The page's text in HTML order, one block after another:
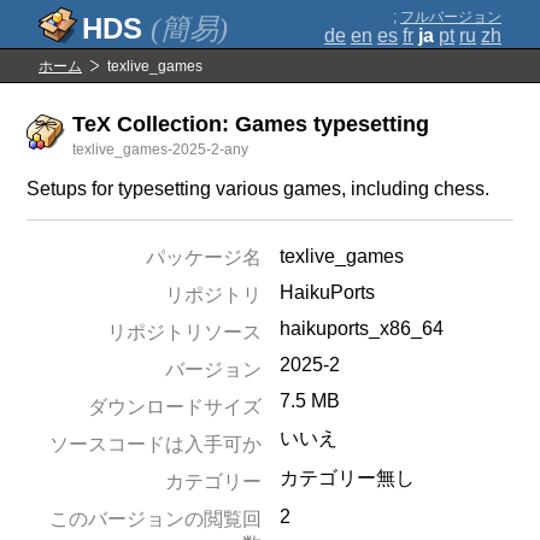
(簡易) ; フルバージョン
de en es fr ja pt ru zh
ホーム texlive_games
TeX Collection: Games typesetting
texlive_games-2025-2-any
Setups for typesetting various games, including chess.
パッケージ名
texlive_games
リポジトリ
HaikuPorts
リポジトリソース
haikuports_x86_64
バージョン
2025-2
ダウンロードサイズ 7.5 MB
ソースコードは入手可か いいえ
カテゴリー
カテゴリー無し
このバージョンの閲覧回
2